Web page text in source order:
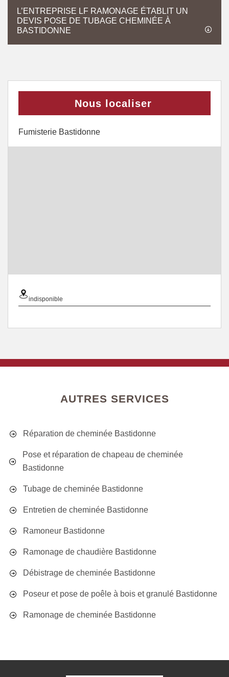
L’ENTREPRISE LF RAMONAGE ÉTABLIT UN
DEVIS POSE DE TUBAGE CHEMINÉE À
BASTIDONNE
Nous localiser
Fumisterie Bastidonne
indisponible
AUTRES SERVICES
Réparation de cheminée Bastidonne
Pose et réparation de chapeau de cheminée
Bastidonne
Tubage de cheminée Bastidonne
Entretien de cheminée Bastidonne
Ramoneur Bastidonne
Ramonage de chaudière Bastidonne
Débistrage de cheminée Bastidonne
Poseur et pose de poêle à bois et granulé Bastidonne
Ramonage de cheminée Bastidonne